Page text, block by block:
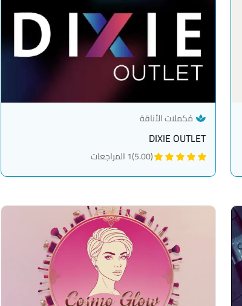
مُكملات الأناقة— category link
DIXIE OUTLET
(5.00) 1 المراجعات